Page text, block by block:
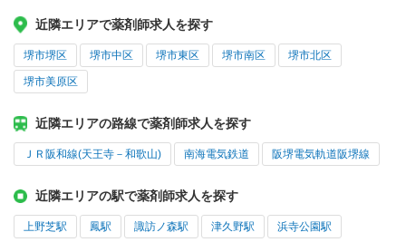
近隣エリアで薬剤師求人を探す
堺市堺区 堺市中区 堺市東区 堺市南区 堺市北区
堺市美原区
近隣エリアの路線で薬剤師求人を探す
ＪＲ阪和線(天王寺－和歌山) 南海電気鉄道 阪堺電気軌道阪堺線
近隣エリアの駅で薬剤師求人を探す
上野芝駅 鳳駅 諏訪ノ森駅 津久野駅 浜寺公園駅